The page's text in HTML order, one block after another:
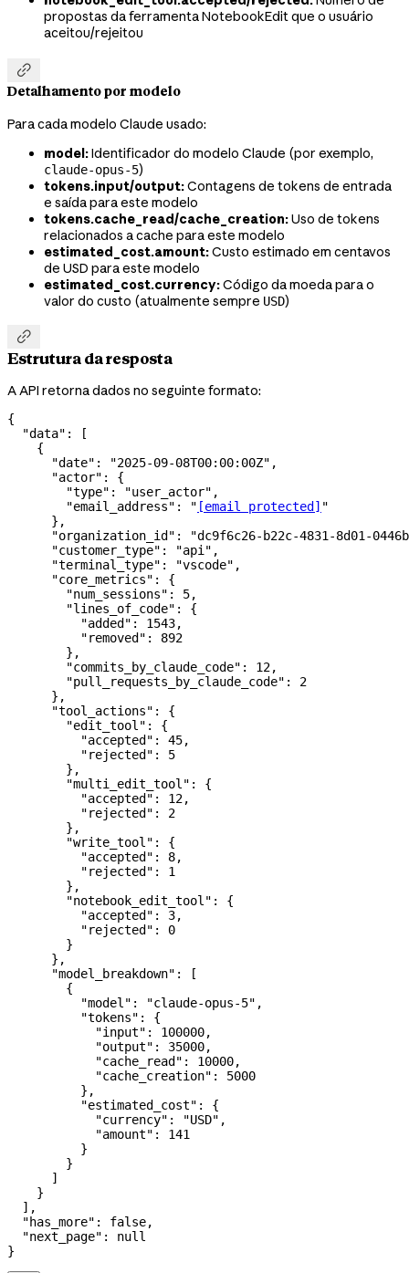
propostas da ferramenta NotebookEdit que o usuário
aceitou/rejeitou

Detalhamento por modelo
Para cada modelo Claude usado:
model:Identificador do modelo Claude (por exemplo,
claude-opus-5)
tokens.input/output:Contagens de tokens de entrada
e saída para este modelo
tokens.cache_read/cache_creation:Uso de tokens
relacionados a cache para este modelo
estimated_cost.amount:Custo estimado em centavos
de USD para este modelo
estimated_cost.currency:Código da moeda para o
valor do custo (atualmente sempre USD)

Estrutura da resposta
A API retorna dados no seguinte formato:
{
  "data"
: [
    {
      "date"
: "2025-09-08T00:00:00Z" ,
      "actor"
: {
        "type"
: "user_actor" ,
        "email_address"
: " [email protected] "
      },
      "organization_id"
:
"dc9f6c26-b22c-4831-8d01-
      "customer_type"
: "api" ,
      "terminal_type"
: "vscode" ,
      "core_metrics"
: {
        "num_sessions"
: 5,
        "lines_of_code"
: {
          "added"
: 1543,
          "removed"
: 892
        },
        "commits_by_claude_code"
: 12,
        "pull_requests_by_claude_code"
: 2
      },
      "tool_actions"
: {
        "edit_tool"
: {
          "accepted"
: 45,
          "rejected"
: 5
        },
        "multi_edit_tool"
: {
          "accepted"
: 12,
          "rejected"
: 2
        },
        "write_tool"
: {
          "accepted"
: 8,
          "rejected"
: 1
        },
        "notebook_edit_tool"
: {
          "accepted"
: 3,
          "rejected"
: 0
        }
      },
      "model_breakdown"
: [
        {
          "model"
: "claude-opus-5" ,
          "tokens"
: {
            "input"
: 100000,
            "output"
: 35000,
            "cache_read"
: 10000,
            "cache_creation"
: 5000
          },
          "estimated_cost"
: {
            "currency"
: "USD" ,
            "amount"
: 141
          }
        }
      ]
    }
  ],
  "has_more"
: false,
  "next_page"
: null
}